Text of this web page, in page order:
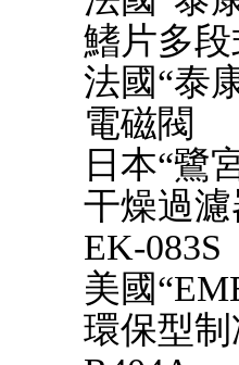
鰭片多
法國“泰
電磁閥
日本“鷺
干燥過
EK-083S
美國
環保型